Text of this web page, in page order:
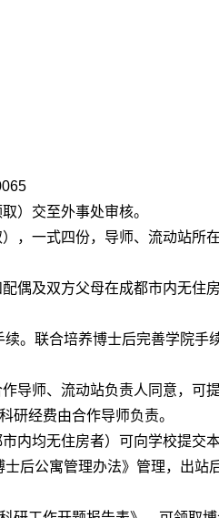
）交至外事处审核。
，一式四份，导师、流动站所
偶及双方父母在成都市内无住
。联合培养博士后完善学院手
导师、流动站负责人同意，可
研经费由合作导师负责。
内均无住房者）可向学校提交
后公寓管理办法》管理，出站